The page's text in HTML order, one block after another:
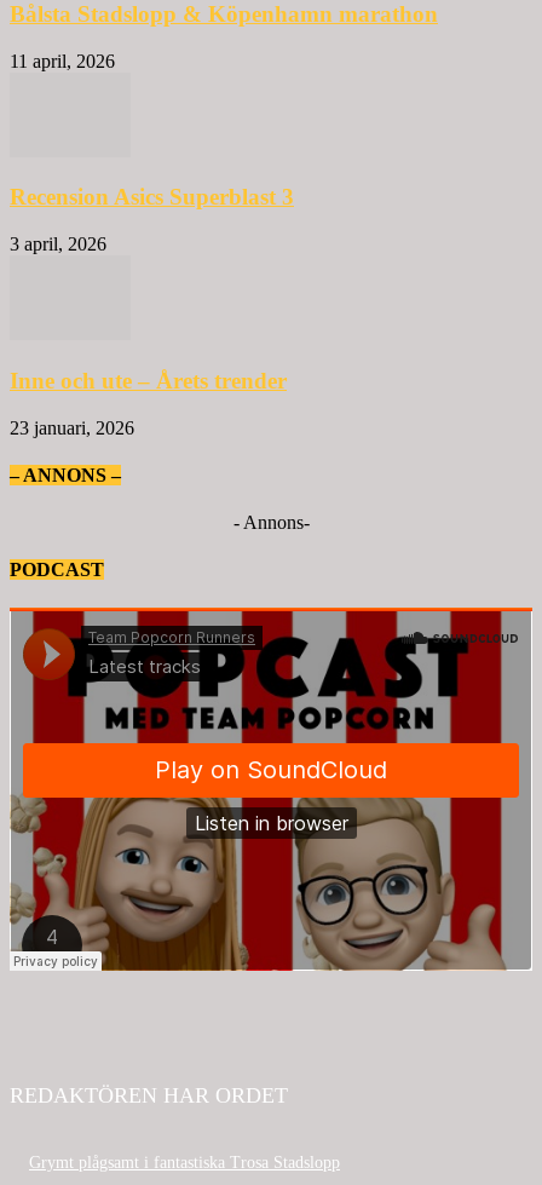
Bålsta Stadslopp & Köpenhamn marathon
11 april, 2026
Recension Asics Superblast 3
3 april, 2026
Inne och ute – Årets trender
23 januari, 2026
– ANNONS –
- Annons-
PODCAST
REDAKTÖREN HAR ORDET
Grymt plågsamt i fantastiska Trosa Stadslopp